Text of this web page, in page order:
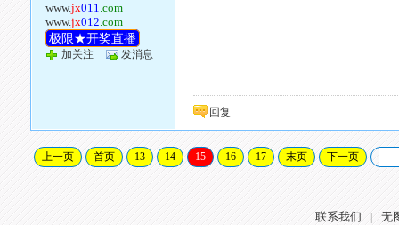
www.jx011.com
www.jx012.com
极限★开奖直播
加关注 发消息
回复
上一页 首页 13 14 15 16 17 末页 下一页
联系我们 无